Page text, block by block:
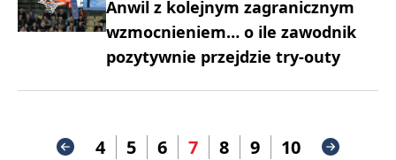
Anwil z kolejnym zagranicznym
wzmocnieniem… o ile zawodnik
pozytywnie przejdzie try-outy
4 5 6 7 8 9 10